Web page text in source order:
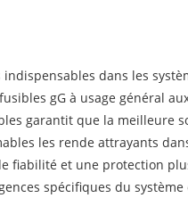
indispensables dans les
gG à usage général
garantit que la
les rende attrayants
fiabilité et une protection
spécifiques du